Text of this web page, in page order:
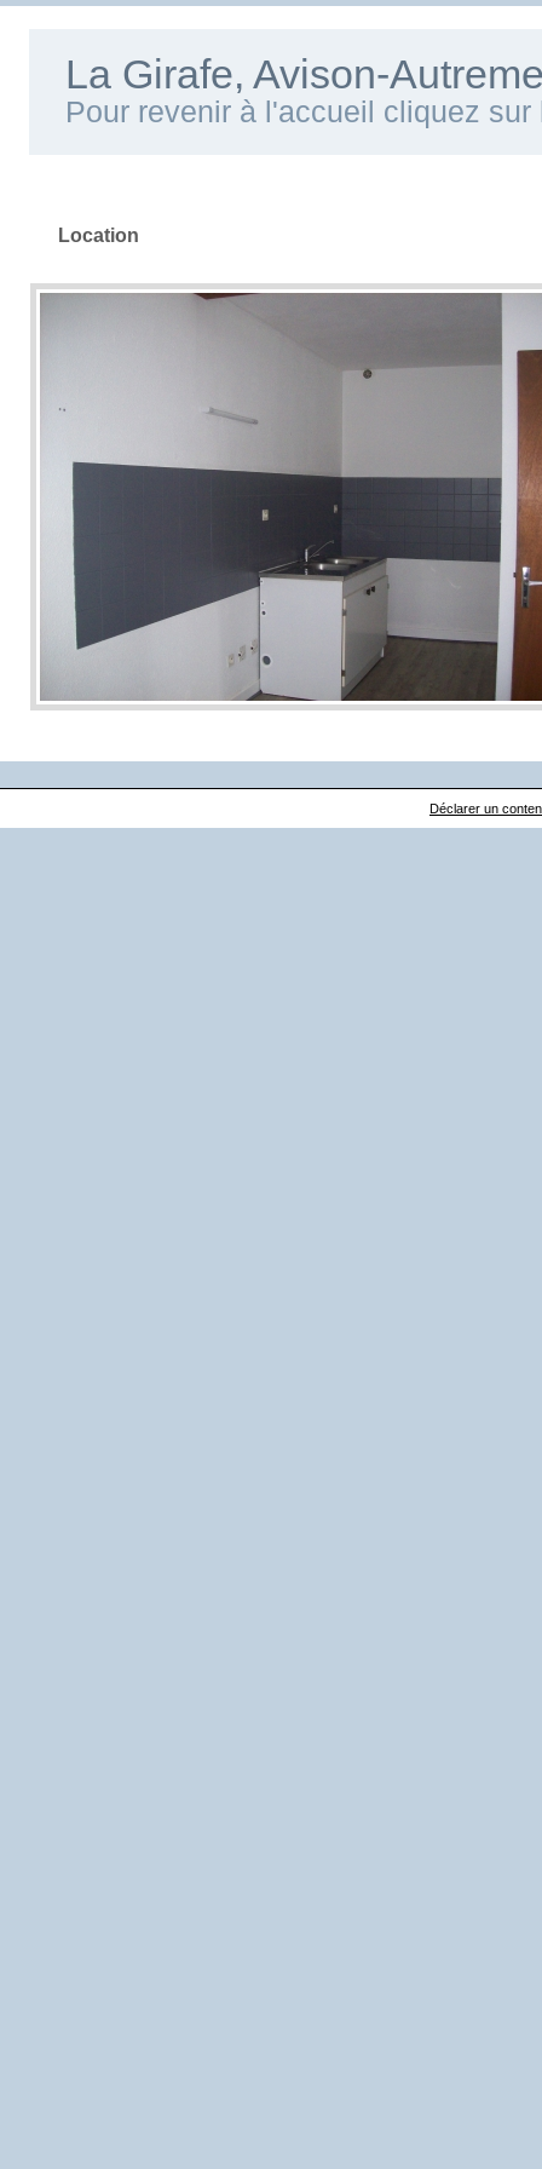
La Girafe, Avison-
Pour revenir à l'accueil cliquez sur
Location
Déclarer un